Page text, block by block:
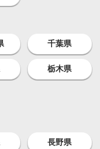
千葉県
栃木県
長野県